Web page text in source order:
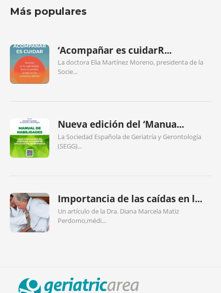
Más populares
‘Acompañar es cuidarR...
La doctora Elia Martínez Moreno, presidenta de la
Socie...
Nueva edición del ‘Manua...
La Sociedad Española de Geriatría y Gerontología
(SEGG)...
Importancia de las caídas en l...
Un artículo de la Dra. Diana Marcela Matiz
Perdomo,médi...